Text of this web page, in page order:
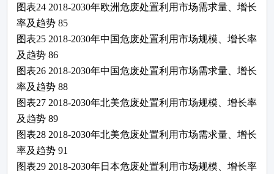
图表24 2018-2030年欧洲危废处置利用市场需求量、增长
率及趋势 85
图表25 2018-2030年中国危废处置利用市场规模、增长率
及趋势 86
图表26 2018-2030年中国危废处置利用市场需求量、增长
率及趋势 88
图表27 2018-2030年北美危废处置利用市场规模、增长率
及趋势 89
图表28 2018-2030年北美危废处置利用市场需求量、增长
率及趋势 91
图表29 2018-2030年日本危废处置利用市场规模、增长率